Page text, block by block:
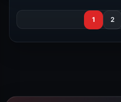
1 2